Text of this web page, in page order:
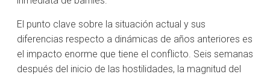
El punto clave sobre la situación actual y sus
diferencias respecto a dinámicas de años anteriores es
el impacto enorme que tiene el conflicto. Seis semanas
después del inicio de las hostilidades, la magnitud del